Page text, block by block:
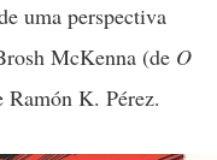
uma perspectiva
McKenna (de O
Ramón K. Pérez.